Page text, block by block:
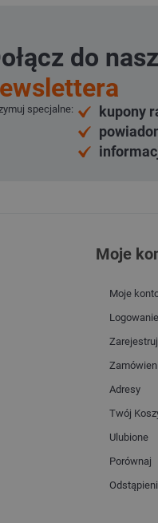
do
specjalne:
kupony
Moje
Moje
Logowanie
Adresy
Twój
Ulubione
Porównaj